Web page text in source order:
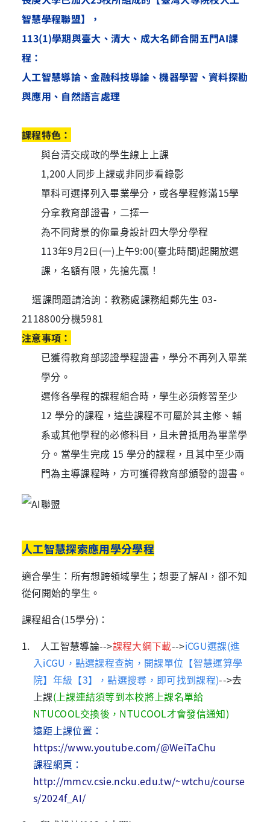
智慧學程聯盟】，
113(1)學期與臺大、清大、成大名師合開五門AI課
程：
人工智慧導論、金融科技導論、機器學習、資料探勘
與應用、自然語言處理
課程特色：
與台清交成政的學生線上上課
1,200人同步上課或非同步看錄影
單科可選擇列入畢業學分，或各學程修滿15學
分拿教育部證書，二擇一
為不同背景的你量身設計四大學分學程
113年9月2日(一)上午9:00(臺北時間)起開放選
課，名額有限，先搶先贏！
選課問題請洽詢：教務處課務組鄭先生 03-
2118800分機5981
注意事項：
已獲得教育部認證學程證書，學分不再列入畢業
學分。
選修各學程的課程組合時，學生必須修習至少
12 學分的課程，這些課程不可屬於其主修、輔
系或其他學程的必修科目，且未曾抵用為畢業學
分。當學生完成 15 學分的課程，且其中至少兩
門為主導課程時，方可獲得教育部頒發的證書。
人工智慧探索應用學分學程
適合學生：所有想跨領域學生；想要了解AI ，卻不知
從何開始的學生。
課程組合(15學分) ：
1. 人工智慧導論-->課程大綱下載-->iCGU選課(進
入iCGU，點選課程查詢，開課單位【智慧運算學
院】年級【3】，點選搜尋，即可找到課程)-->去
上課(上課連結須等到本校將上課名單給
NTUCOOL交換後，NTUCOOL才會發信通知)
遠距上課位置：
https://www.youtube.com/@WeiTaChu
課程網頁：
http://mmcv.csie.ncku.edu.tw/~wtchu/course
s/2024f_AI/